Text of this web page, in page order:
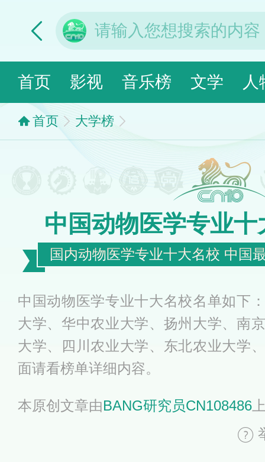
首页 影视 音乐榜 文学 人
首页 大学榜
中国动物医学专业
国内动物医学专业十大名校 中国
中国动物医学专业十大名校名单如下
大学、华中农业大学、扬州大学、南
大学、四川农业大学、东北农业大学
面请看榜单详细内容。
本原创文章由BANG研究员CN108486